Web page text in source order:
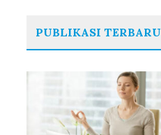
PUBLIKASI TERBARU